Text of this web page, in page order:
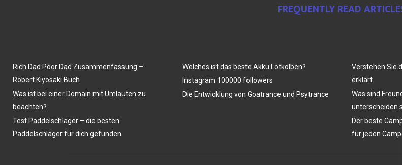
FREQUENTLY READ
Rich Dad Poor Dad Zusammenfassung –
Robert Kiyosaki Buch
Was ist bei einer Domain mit Umlauten zu
beachten?
Test Paddelschläger – die besten
Paddelschläger für dich gefunden
Welches ist das beste Akku Lötkolben?
Instagram 100000 followers
Die Entwicklung von Goatrance und Psytrance
Verstehen Sie
erklärt
Was sind
unterscheiden
Der beste
für jeden